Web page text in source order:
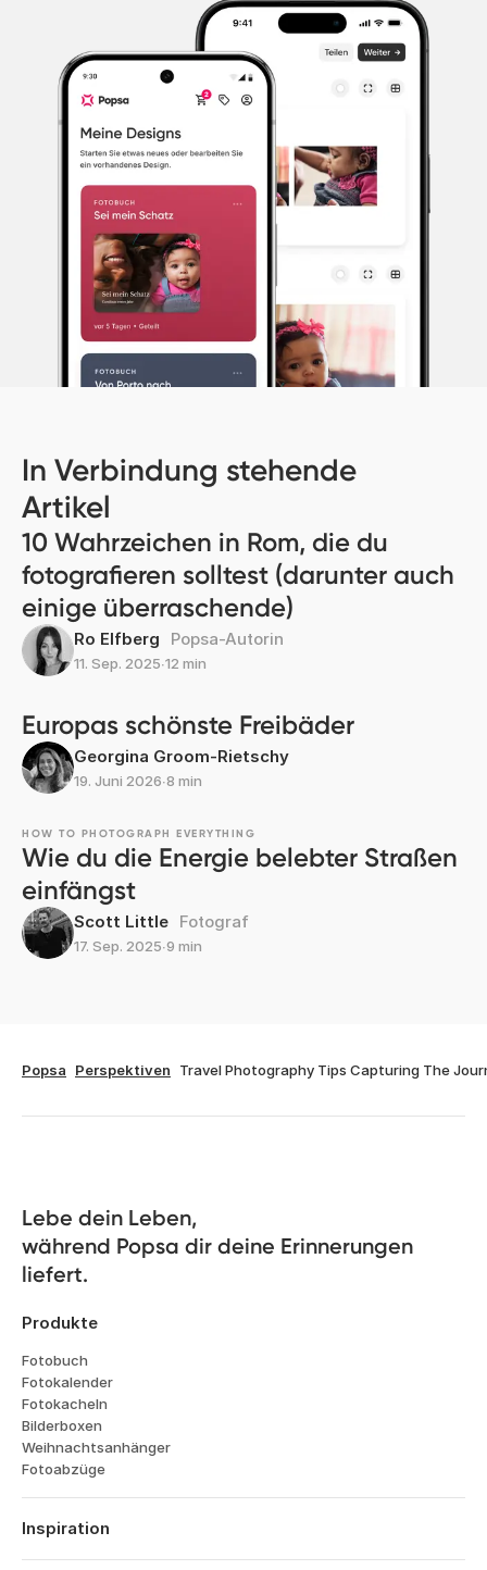
In Verbindung stehende
Artikel
10 Wahrzeichen in Rom, die du
fotografieren solltest (darunter auch
einige überraschende)
Ro Elfberg Popsa-Autorin
11. Sep. 2025∙12 min
Europas schönste Freibäder
Georgina Groom-Rietschy
19. Juni 2026∙8 min
HOW TO PHOTOGRAPH EVERYTHING
Wie du die Energie belebter Straßen
einfängst
Scott Little Fotograf
17. Sep. 2025∙9 min
Popsa Perspektiven Travel Photography Tips Capturing The
Lebe dein Leben,
während Popsa dir deine Erinnerungen
liefert.
Produkte
Fotobuch
Fotokalender
Fotokacheln
Bilderboxen
Weihnachtsanhänger
Fotoabzüge
Inspiration
Reisen